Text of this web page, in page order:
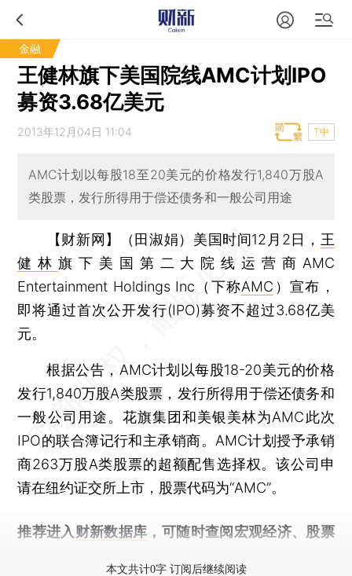
金融
王健林旗下美国院线AMC计划IPO
募资3.68亿美元
2013年12月04日 11:04 T中
AMC计划以每股18至20美元的价格发行1,840万股A
类股票，发行所得用于偿还债务和一般公司用途
【财新网】（田淑娟） 美国时间12月2日， 王
健林旗下美国第二大院线运营商AMC
Entertainment Holdings Inc（下称AMC ）宣布，
即将通过首次公开发行(IPO)募资不超过3.68亿美
元。
根据公告，AMC计划以每股18-20美元的价格
发行1,840万股A类股票，发行所得用于偿还债务和
一般公司用途。花旗集团和美银美林为AMC此次
IPO的联合簿记行和主承销商。AMC计划授予承销
商263万股A类股票的超额配售选择权。该公司申
请在纽约证交所上市，股票代码为“AMC”。
推荐进入 财新数据库 ，可随时查阅宏观经济、股票
本文共计0字 订阅后继续阅读